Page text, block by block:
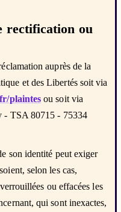
rectification ou
auprès de la
et des Libertés soit via
plaintes ou soit via
- TSA 80715 - 75334
son identité peut exiger
selon les cas,
ou effacées les
qui sont inexactes,